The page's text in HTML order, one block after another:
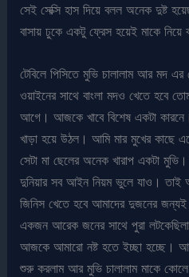
সেই সেক্সি হাস দিয়ে বলল অনেক দুষ্ট
বাসায় ঢুকে একটু ফ্রেস হয়েই মাকে নিয়ে
টেবিলে পিসিতে মুভি চালালাম আর মদ
ওয়াইনের সাথে বাংলা মদও খেতে হবে
আগে। আজকে খাবে বিশেষ একটা
খাড়া হয়ে উঠল। আমি মার মুখের কাছে
সেটা মা ছেলের অনেক খারাপ একটা
দুনিয়ার সব আইন নিয়ম ভুলে যাও। তাই
জিনিস খেতে হবে আমাদের দুজনের
একজন আরেক জনের সাথে পুরা
আজকে আমারো নষ্ট হতে ইচ্ছা হচ্ছে।
শুরু করলাম আর মুভি চালালাম মাকে